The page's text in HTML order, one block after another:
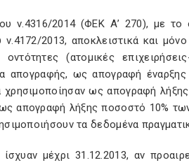
ν.4316/2014 (ΦΕΚ Α’ 270), με
2013, αποκλειστικά και
(ατομικές
απογραφής, ως απογραφή
ως απογραφή
απογραφή λήξης ποσοστό 10%
τα δεδομένα
μέχρι 31.12.2013, αν